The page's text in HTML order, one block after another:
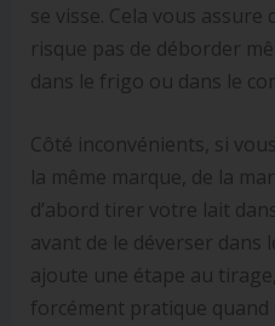
se visse. Cela vous
risque pas de déborder
dans le frigo ou dans le
Côté inconvénients, si
la même marque, de la
d’abord tirer votre lait
avant de le déverser dans
ajoute une étape au
forcément pratique